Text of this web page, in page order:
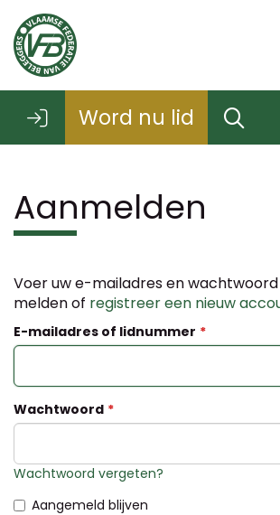
Word nu lid
Aanmelden
Voer uw e-mailadres en
melden of registreer een nieuw
E-mailadres of lidnummer
Wachtwoord
Wachtwoord vergeten?
Aangemeld blijven